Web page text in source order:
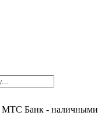
МТС Банк - наличными